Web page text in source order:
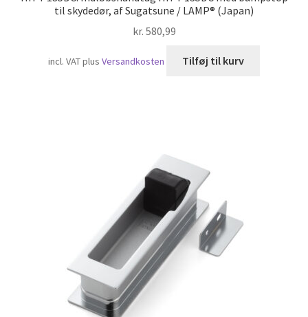
til skydedør, af Sugatsune / LAMP® (Japan)
kr. 580,99
incl. VATplusVersandkosten Tilføj til kurv